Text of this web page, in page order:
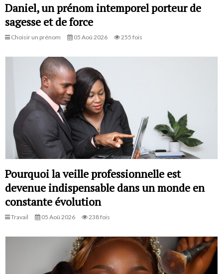
Daniel, un prénom intemporel porteur de
sagesse et de force
Choisir un prénom 05 Aoû 2026 255 fois
Pourquoi la veille professionnelle est
devenue indispensable dans un monde en
constante évolution
Travail 05 Aoû 2026 238 fois